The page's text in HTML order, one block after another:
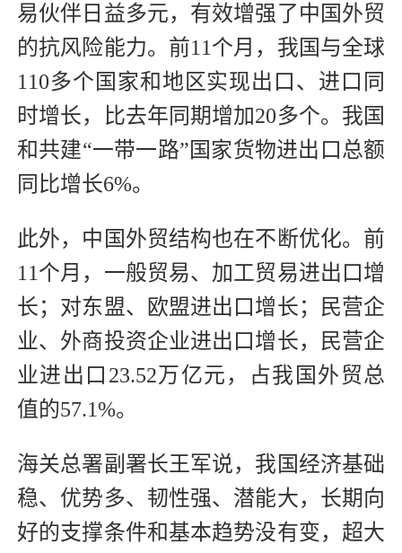
易伙伴日益多元，有效增强了中国外贸
的抗风险能力。前11个月，我国与全球
110多个国家和地区实现出口、进口同
时增长，比去年同期增加20多个。我国
和共建“一带一路”国家货物进出口总额
同比增长6%。
此外，中国外贸结构也在不断优化。前
11个月，一般贸易、加工贸易进出口增
长；对东盟、欧盟进出口增长；民营企
业、外商投资企业进出口增长，民营企
业进出口23.52万亿元，占我国外贸总
值的57.1%。
海关总署副署长王军说，我国经济基础
稳、优势多、韧性强、潜能大，长期向
好的支撑条件和基本趋势没有变，超大